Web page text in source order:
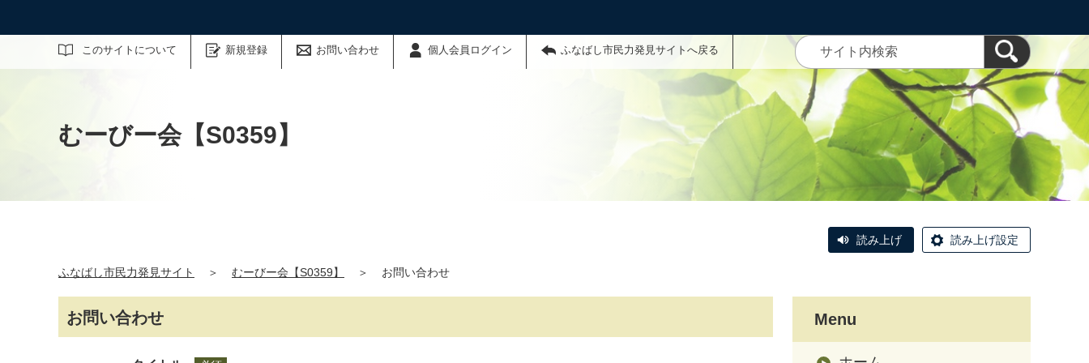
このサイトについて 新規登録 お問い合わせ 個人会員ログイン ふなばし市民力発見サイトへ戻る
サイト内検索
むーびー会【S0359】
読み上げ 読み上げ設定
ふなばし市民力発見サイト ＞ むーびー会【S0359】 ＞ お問い合わせ
お問い合わせ Menu